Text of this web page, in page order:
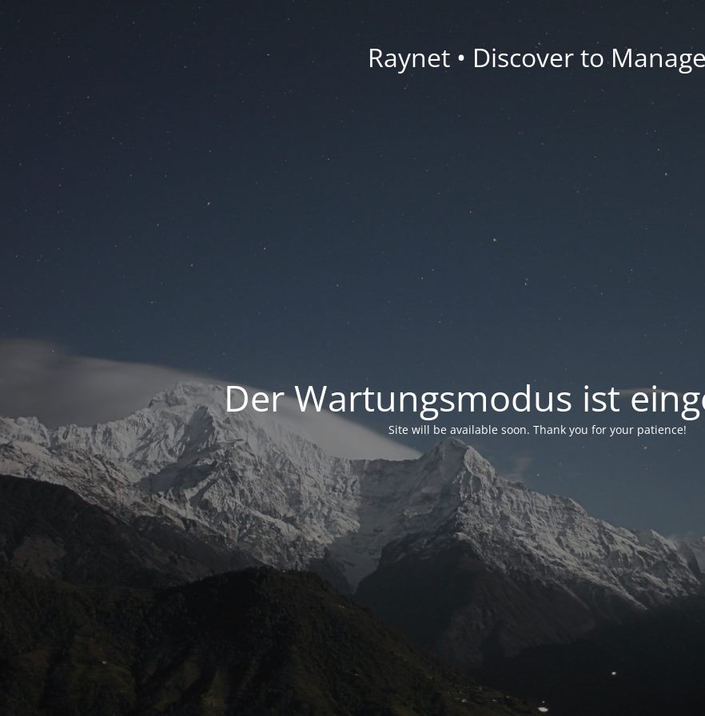
Raynet • Discover to Manage
Der Wartungsmodus ist
Site will be available soon. Thank you for your patience!